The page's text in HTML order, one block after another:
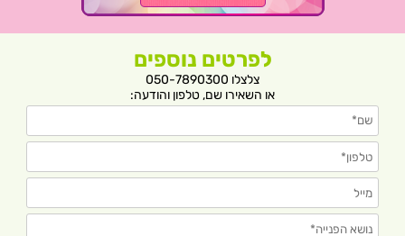
לפרטים נוספים
צלצלו 050-7890300
או השאירו שם, טלפון והודעה: